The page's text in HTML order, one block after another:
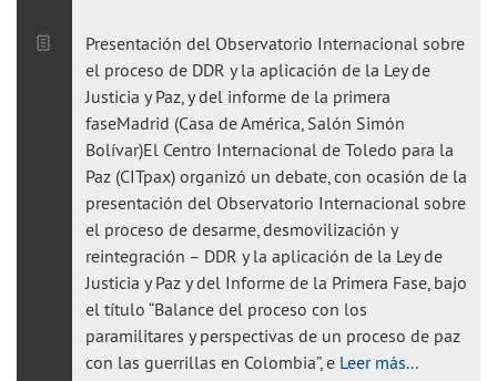
Presentación del Observatorio Internacional sobre
el proceso de DDR y la aplicación de la Ley de
Justicia y Paz, y del informe de la primera
faseMadrid (Casa de América, Salón Simón
Bolívar)El Centro Internacional de Toledo para la
Paz (CITpax) organizó un debate, con ocasión de la
presentación del Observatorio Internacional sobre
el proceso de desarme, desmovilización y
reintegración – DDR y la aplicación de la Ley de
Justicia y Paz y del Informe de la Primera Fase, bajo
el título “Balance del proceso con los
paramilitares y perspectivas de un proceso de paz
con las guerrillas en Colombia”, e Leer más...